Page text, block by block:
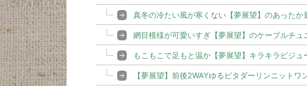
真冬の冷たい風が寒くない【夢展望】のあった
網目模様が可愛いすぎ【夢展望】のケーブルチュ
もこもこで足もと温か【夢展望】キラキラビジ
【夢展望】前後2WAYゆるピタダーリンニットワ